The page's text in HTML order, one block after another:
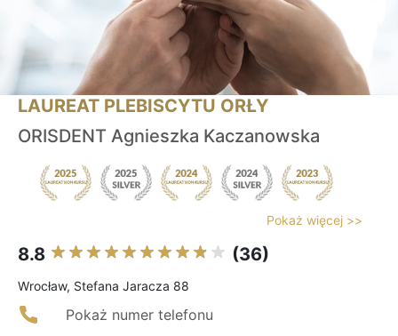
LAUREAT PLEBISCYTU ORŁY
ORISDENT Agnieszka Kaczanowska
Pokaż więcej >>
8.8 (36)
Wrocław, Stefana Jaracza 88
Pokaż numer telefonu